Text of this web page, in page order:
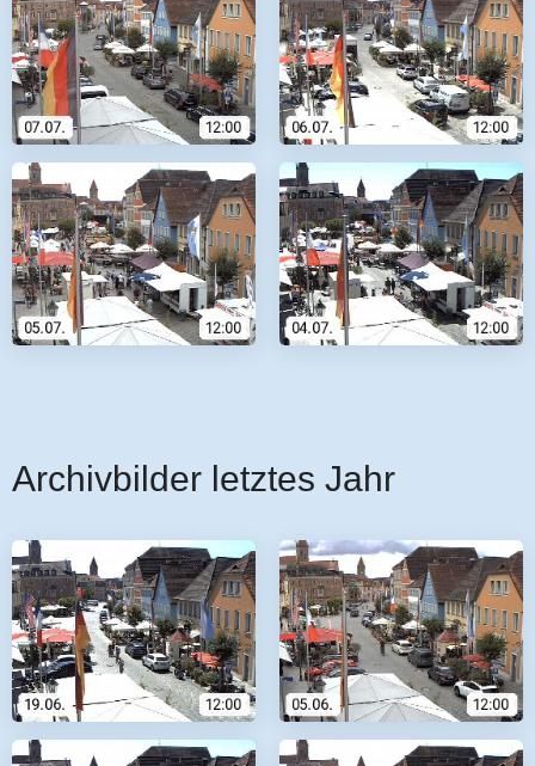
Archivbilder letztes Jahr